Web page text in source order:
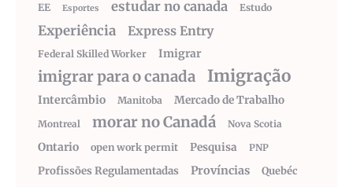
EE
Esportes estudar no canada Estudo
Experiência Express Entry
Federal Skilled Worker Imigrar
imigrar para o canada Imigração
Intercâmbio Manitoba Mercado de Trabalho
Montreal morar no Canadá Nova Scotia
Ontario open work permit Pesquisa PNP
Profissões Regulamentadas Províncias
Quebéc